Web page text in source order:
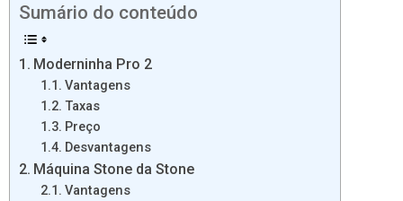
Sumário do conteúdo
Moderninha Pro 2
Vantagens
Taxas
Preço
Desvantagens
Máquina Stone da Stone
Vantagens